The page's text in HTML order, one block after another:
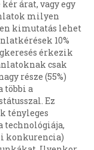
árat, vagy egy
milyen
kimutatás lehet
10%
érkezik
csak
része (55%)
többi a
Ez
tényleges
technológiája,
konkurencia)